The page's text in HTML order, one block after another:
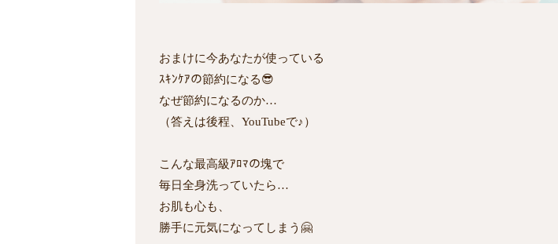
おまけに今あなたが使っている
ｽｷﾝｹｱの節約になる😎
なぜ節約になるのか…
（答えは後程、YouTubeで♪）
こんな最高級ｱﾛﾏの塊で
毎日全身洗っていたら…
お肌も心も、
勝手に元気になってしまう🤗